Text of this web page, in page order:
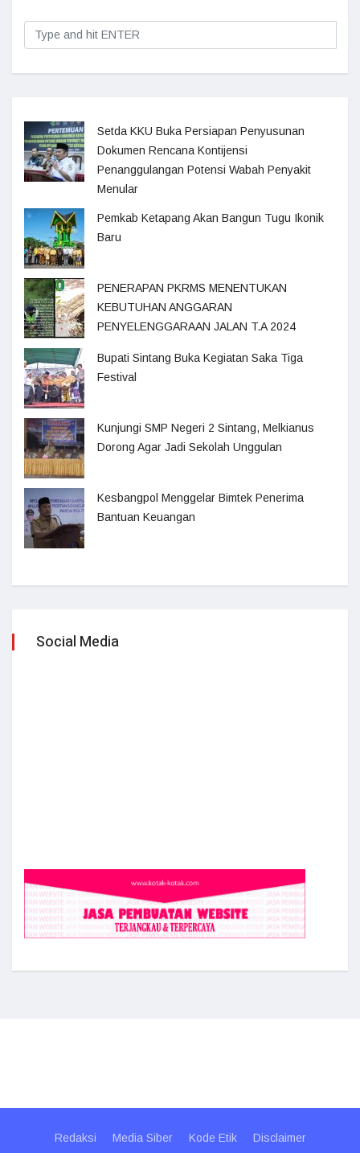
Setda KKU Buka Persiapan Penyusunan
Dokumen Rencana Kontijensi
Penanggulangan Potensi Wabah Penyakit
Menular
Pemkab Ketapang Akan Bangun Tugu Ikonik
Baru
PENERAPAN PKRMS MENENTUKAN
KEBUTUHAN ANGGARAN
PENYELENGGARAAN JALAN T.A 2024
Bupati Sintang Buka Kegiatan Saka Tiga
Festival
Kunjungi SMP Negeri 2 Sintang, Melkianus
Dorong Agar Jadi Sekolah Unggulan
Kesbangpol Menggelar Bimtek Penerima
Bantuan Keuangan
Social Media
Redaksi Media Siber Kode Etik Disclaimer